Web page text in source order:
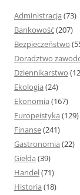
Administracja (73)
Bankowość(207)
Bezpieczeństwo
Doradztwo
Dziennikarstwo
Ekologia (24)
Ekonomia (167)
Europeistyka (129)
Finanse(241)
Gastronomia (22)
Giełda (39)
Handel(71)
Historia (18)